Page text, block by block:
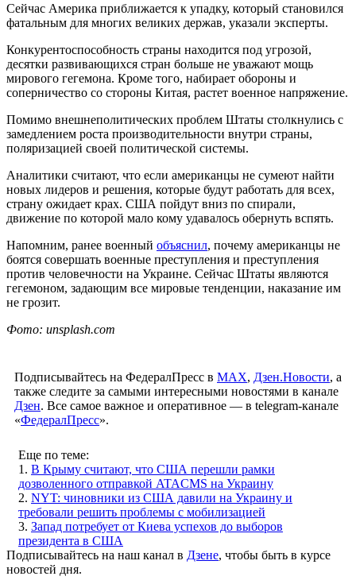
Сейчас Америка приближается к упадку, который становился
фатальным для многих великих держав, указали эксперты.
Конкурентоспособность страны находится под угрозой,
десятки развивающихся стран больше не уважают мощь
мирового гегемона. Кроме того, набирает обороны и
соперничество со стороны Китая, растет военное напряжение.
Помимо внешнеполитических проблем Штаты столкнулись с
замедлением роста производительности внутри страны,
поляризацией своей политической системы.
Аналитики считают, что если американцы не сумеют найти
новых лидеров и решения, которые будут работать для всех,
страну ожидает крах. США пойдут вниз по спирали,
движение по которой мало кому удавалось обернуть вспять.
Напомним, ранее военный объяснил, почему американцы не
боятся совершать военные преступления и преступления
против человечности на Украине. Сейчас Штаты являются
гегемоном, задающим все мировые тенденции, наказание им
не грозит.
Фото: unsplash.com
Подписывайтесь на ФедералПресс в МАХ, Дзен.Новости, а
также следите за самыми интересными новостями в канале
Дзен. Все самое важное и оперативное — в telegram-канале
«ФедералПресс».
Еще по теме:
1. В Крыму считают, что США перешли рамки
дозволенного отправкой ATACMS на Украину
2. NYT: чиновники из США давили на Украину и
требовали решить проблемы с мобилизацией
3. Запад потребует от Киева успехов до выборов
президента в США
Подписывайтесь на наш канал в Дзене, чтобы быть в курсе
новостей дня.